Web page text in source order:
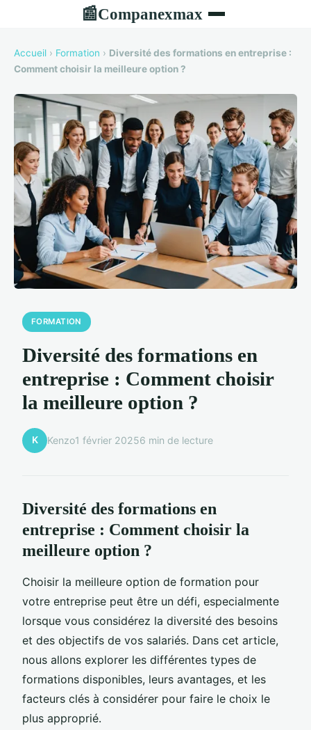
📰Companexmax
Accueil › Formation › Diversité des formations en entreprise :
Comment choisir la meilleure option ?
FORMATION
Diversité des formations en
entreprise : Comment choisir
la meilleure option ?
K Kenzo1 février 20256 min de lecture
Diversité des formations en
entreprise : Comment choisir la
meilleure option ?
Choisir la meilleure option de formation pour
votre entreprise peut être un défi, especialmente
lorsque vous considérez la diversité des besoins
et des objectifs de vos salariés. Dans cet article,
nous allons explorer les différentes types de
formations disponibles, leurs avantages, et les
facteurs clés à considérer pour faire le choix le
plus approprié.